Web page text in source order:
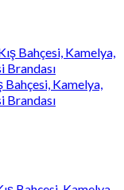
Kamelya,
Brandası